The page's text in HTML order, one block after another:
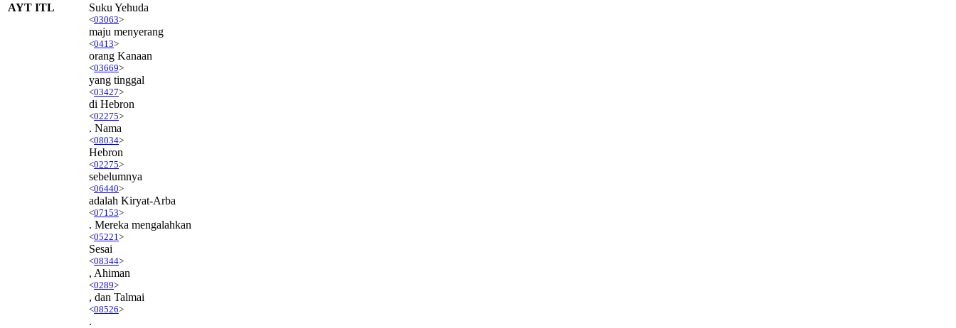
AYT ITL
Suku Yehuda
<03063>
maju menyerang
<0413>
orang Kanaan
<03669>
yang tinggal
<03427>
di Hebron
<02275>
. Nama
<08034>
Hebron
<02275>
sebelumnya
<06440>
adalah Kiryat-Arba
<07153>
. Mereka mengalahkan
<05221 >
Sesai
<08344>
, Ahiman
<0289>
, dan Talmai
<08526>
.